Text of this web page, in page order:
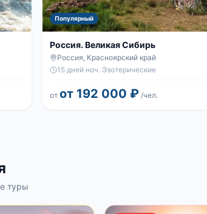
Популярный
Россия. Великая Сибирь
Россия, Красноярский край
15 дней ноч.·Эзотерические
от от 192 000 ₽ /чел.
туры